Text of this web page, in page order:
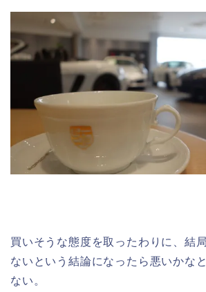
買いそうな態度を取ったわりに、結
ないという結論になったら悪いかな
ない。